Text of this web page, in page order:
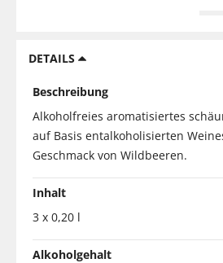
DETAILS
Beschreibung
Alkoholfreies aromatisiertes
auf Basis entalkoholisierten
Geschmack von Wildbeeren.
Inhalt
3 x 0,20 l
Alkoholgehalt